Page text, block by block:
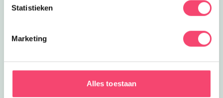
Statistieken
Marketing
Alles toestaan
ZOMERVAKANTIE!
Ontdek de leukste gezinsuitjes in en om Den Bosch: